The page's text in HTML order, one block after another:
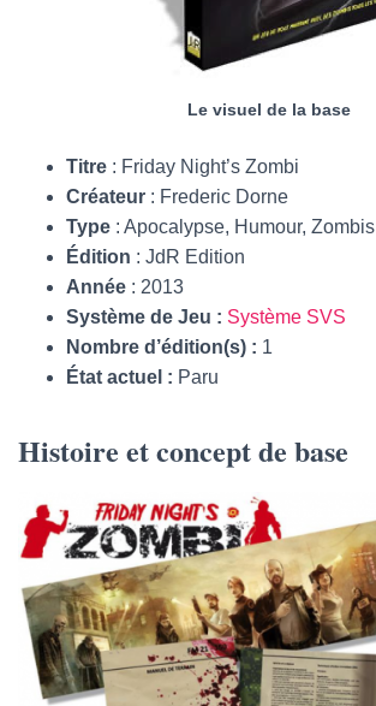
Le visuel de la base
Titre : Friday Night’s Zombi
Créateur : Frederic Dorne
Type : Apocalypse, Humour, Zombis
Édition : JdR Edition
Année : 2013
Système de Jeu : Système SVS
Nombre d’édition(s) : 1
État actuel : Paru
Histoire et concept de base